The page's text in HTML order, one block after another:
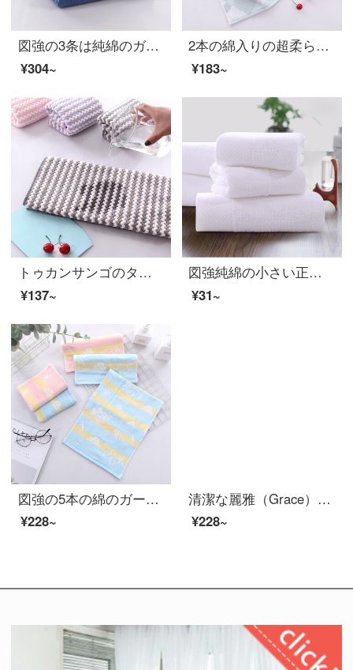
図強の3条は純綿のガーゼのタオルの両面を詰めて、家庭用の柔らかい吸水大人の子供の綿の顔のタオルの米+青+灰の33*73 cmを詰めます。
¥304~
2本の綿入りの超柔らかい紗タオルを大人のカップルに増やして、柔らかくて、水を吸い込んで、顔を洗うタオルの粉+緑34*72 cmを描きます。
¥183~
トゥカンサンゴのタオル2枚に大人男女の日本式超柔らかい吸水美容院のドライタオルカチオンのパイナップル灰*2 35*75 cmが入っています。
¥137~
図強純綿の小さい正方形のタオルの家族と女性のホテルのホテルは厚くて白いスカーフの小さいタオルをプラスしてlogoプラチナのサテンの白色のシングルストリップの35*35 cmをカスタマイズすることができます。
¥31~
図強の5本の綿のガーゼの子供服のカップルの男女の大人の子供のつばのタオルは顔の小さいおしぼりの2+青い3の24*50 cmを拭きます。
¥228~
清潔な麗雅（Grace）A類の純綿6階のガーゼのよだれタオル赤ちゃんの小さいタオル5枚の包装赤ちゃんの精密な櫛綿の洗顔タオルの新生児のハンカチを洗うことができます。
¥228~